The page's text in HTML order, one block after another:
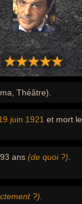
Théâtre).
juin 1921 et mort le
ans (de quoi ?)
?)